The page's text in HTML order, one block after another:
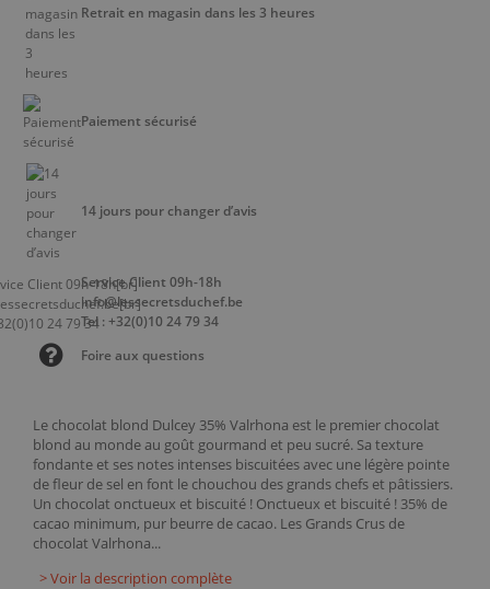
Le chocolat blond Dulcey 35% Valrhona est le premier chocolat
blond au monde au goût gourmand et peu sucré. Sa texture
fondante et ses notes intenses biscuitées avec une légère pointe
de fleur de sel en font le chouchou des grands chefs et pâtissiers.
Un chocolat onctueux et biscuité ! Onctueux et biscuité ! 35% de
cacao minimum, pur beurre de cacao. Les Grands Crus de
chocolat Valrhona...
> Voir la description complète
Retrait en magasin dans les 3 heures
Paiement sécurisé
14 jours pour changer d’avis
Service Client 09h-18h
info@lessecretsduchef.be
Tel : +32(0)10 24 79 34
Foire aux questions